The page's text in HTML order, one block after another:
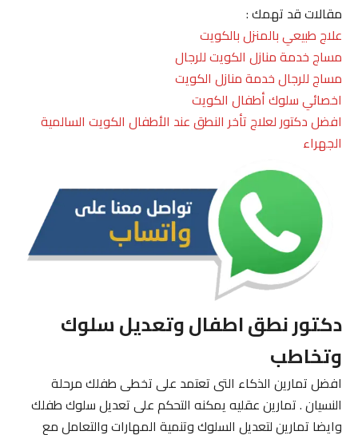
مقالات قد تهمك :
علاج طبيعي بالمنزل بالكويت
مساج خدمة منازل الكويت للرجال
مساج للرجال خدمة منازل الكويت
اخصائي سلوك أطفال الكويت
افضل دكتور لعلاج تأخر النطق عند الأطفال الكويت السالمية
الجهراء
دكتور نطق اطفال وتعديل سلوك
وتخاطب
افضل تمارين الذكاء التى تعتمد على تخطى طفلك مرحلة
النسيان . تمارين عقليه يمكنه التحكم على تعديل سلوك طفلك
وايضا تمارين لتعديل السلوك وتنمية المهارات والتعامل مع